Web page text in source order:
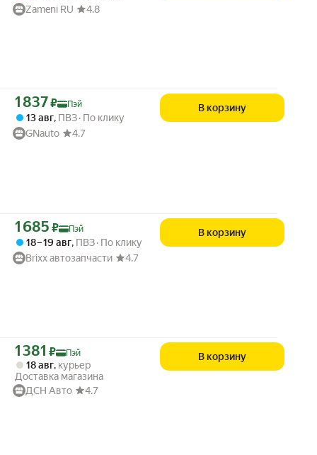
Zameni RU
4.8
Цена с картой Яндекс Пэй 1837 ₽ вместо
1 837₽ Пэй
13 авг, ПВЗ По клику
GNauto
4.7
В корзину
Цена с картой Яндекс Пэй 1685 ₽ вместо
1 685 ₽ Пэй
18 – 19 авг, ПВЗ По клику
Brixx автозапчасти
4.7
В корзину
Цена с картой Яндекс Пэй 1381 ₽ вместо
1 381 ₽ Пэй
18 авг, курьер
Доставка магазина
ДСН Авто
4.7
В корзину